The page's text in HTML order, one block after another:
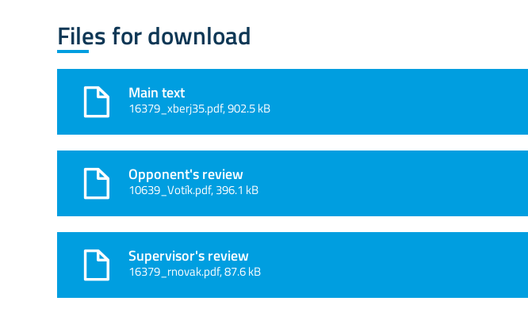
Files for download
Main text
16379_xberj35.pdf, 902.5 kB
Opponent's review
10639_Votík.pdf, 396.1 kB
Supervisor's review
16379_rnovak.pdf, 87.6 kB